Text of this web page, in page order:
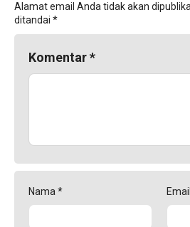
Alamat email Anda tidak akan
ditandai *
Komentar*
Nama* Email